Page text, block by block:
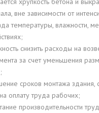
вне зависимости от
температуры, влажности,
снизить расходы на
за счет уменьшения
сроков монтажа здания,
оплату труда рабочих;
производительности